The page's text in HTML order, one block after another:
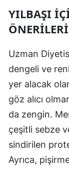
YILBAŞI
ÖNERILERI
Uzman
dengeli ve
yer alacak
göz alıcı
da zengin.
çeşitli sebze
sindirilen
Ayrıca,